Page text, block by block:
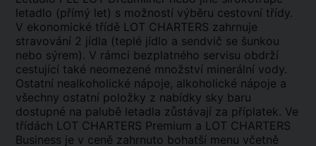
letadlo (přímý let) s možností výběru cestovní třídy.
V ekonomické třídě LOT CHARTERS zahrnuje
stravování 2 jídla (teplé jídlo a sendvič se šunkou
nebo sýrem). V rámci bezplatného servisu obdrží
cestující také neomezené množství minerální vody.
Ostatní nealkoholické nápoje, alkoholické nápoje a
všechny ostatní položky z nabídky sky baru
dostupné na palubě letadla zůstávají za příplatek. Ve
třídách LOT CHARTERS Premium a LOT CHARTERS
Business je v ceně zahrnuto bohatší menu včetně